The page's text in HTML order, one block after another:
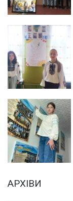
АРХІВИ